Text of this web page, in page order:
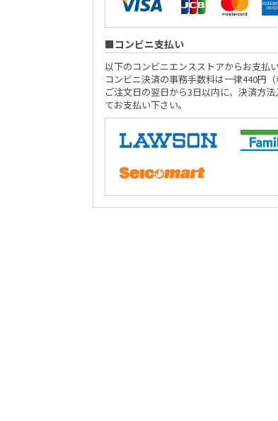
コンビニ支払い
以下のコンビニエンスストアからお支払い
コンビニ決済の事務手数料は一律440円（
ご注文日の翌日から3日以内に、決済方
てお支払い下さい。